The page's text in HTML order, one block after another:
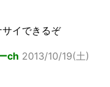
イできるぞ
ch 2013/10/19(土)